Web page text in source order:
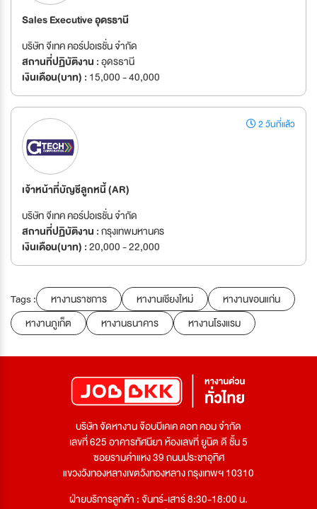
Sales Executive อุดรธานี
บริษัท จีเทค คอร์ปอเรชั่น จำกัด
สถานที่ปฏิบัติงาน :อุดรธานี
เงินเดือน(บาท) : 15,000 - 40,000
2 วันที่แล้ว
เจ้าหน้าที่บัญชีลูกหนี้ (AR)
บริษัท จีเทค คอร์ปอเรชั่น จำกัด
สถานที่ปฏิบัติงาน :กรุงเทพมหานคร
เงินเดือน(บาท) :20,000 - 22,000
Tags : หางานราชการ หางานเชียงใหม่
หางานขอนแก่น
หางานภูเก็ต
หางานธนาคาร หางานโรงแรม
บริษัท จัดหางาน จ๊อบบีเคเค ดอท คอม จำกัด
เลขที่ 625 อาคารทัศนียา ห้องเลขที่ ยูนิต ดี ชั้น 5
ซอยรามคำแหง 39 ถนนประชาอุทิศ
แขวงวังทองหลางเขตวังทองหลาง กรุงเทพฯ 10310
ฝ่ายบริการลูกค้า : จันทร์-เสาร์ 8:30-18:00 น.